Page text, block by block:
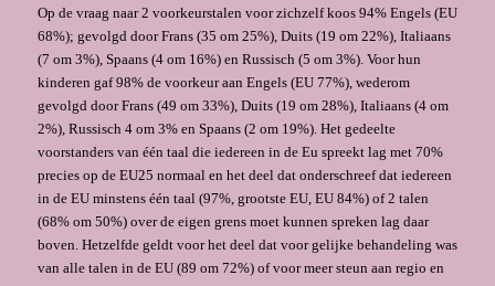
Op de vraag naar 2 voorkeurstalen voor zichzelf koos 94% Engels (EU
68%); gevolgd door Frans (35 om 25%), Duits (19 om 22%), Italiaans
(7 om 3%), Spaans (4 om 16%) en Russisch (5 om 3%). Voor hun
kinderen gaf 98% de voorkeur aan Engels (EU 77%), wederom
gevolgd door Frans (49 om 33%), Duits (19 om 28%), Italiaans (4 om
2%), Russisch 4 om 3% en Spaans (2 om 19%). Het gedeelte
voorstanders van één taal die iedereen in de Eu spreekt lag met 70%
precies op de EU25 normaal en het deel dat onderschreef dat iedereen
in de EU minstens één taal (97%, grootste EU, EU 84%) of 2 talen
(68% om 50%) over de eigen grens moet kunnen spreken lag daar
boven. Hetzelfde geldt voor het deel dat voor gelijke behandeling was
van alle talen in de EU (89 om 72%) of voor meer steun aan regio en